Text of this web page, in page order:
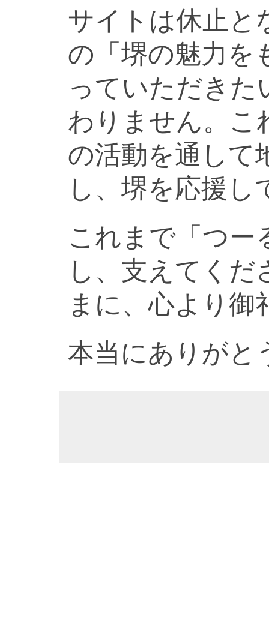
サイトは休止と
の「堺の魅力を
っていただきた
わりません。こ
の活動を通して
し、堺を応援し
これまで「つー
し、支えてく
まに、心より御
本当にありがと